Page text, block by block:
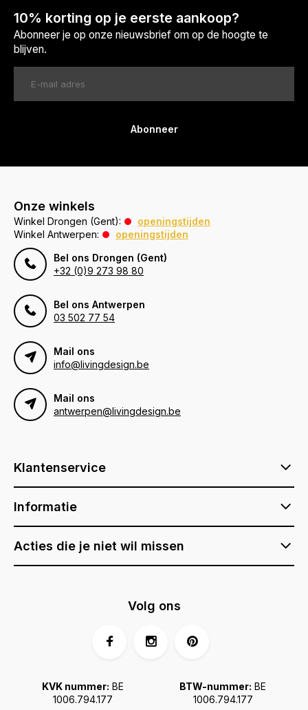
10% korting op je eerste aankoop?
Abonneer je op onze nieuwsbrief om op de hoogte te
blijven.
Abonneer
Onze winkels
Winkel Drongen (Gent):
openingstijden
Winkel Antwerpen:
openingstijden
Bel ons Drongen (Gent)
+32 (0)9 273 98 80
Bel ons Antwerpen
03 502 77 54
Mail ons
info@livingdesign.be
Mail ons
antwerpen@livingdesign.be
Klantenservice
Informatie
Acties die je niet wil missen
KVK nummer: BE
1006.794.177
BTW-nummer: BE
1006.794.177
Volg ons